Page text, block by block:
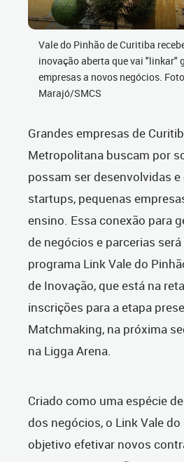
Vale do Pinhão de Curitiba
inovação aberta que vai "linkar"
empresas a novos negócios.
Marajó/SMCS
Grandes empresas de
Metropolitana buscam por
possam ser desenvolvidas
startups, pequenas
ensino. Essa conexão para
de negócios e parcerias
programa Link Vale do
de Inovação, que está na
inscrições para a etapa
Matchmaking, na próxima
na Ligga Arena.
Criado como uma espécie
dos negócios, o Link Vale
objetivo efetivar novos